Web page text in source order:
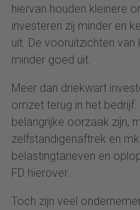
hiervan houden kleinere
investeren zij minder en
uit. De vooruitzichten
minder goed uit.
Meer dan driekwart
omzet terug in het
belangrijke oorzaak zijn,
zelfstandigenaftrek en
belastingtarieven en
FD hierover.
Toch zijn veel